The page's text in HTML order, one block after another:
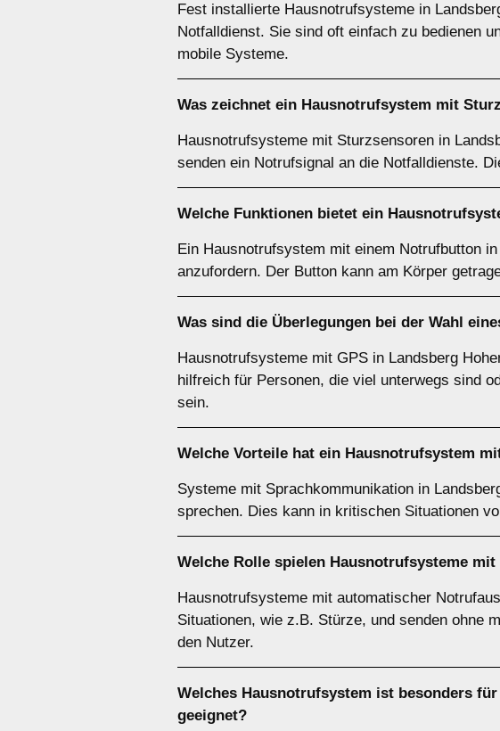
Fest installierte Hausnotrufsysteme in
Notfalldienst. Sie sind oft einfach zu bedienen
mobile Systeme.
Was zeichnet ein Hausnotrufsystem mit
Hausnotrufsysteme mit Sturzsensoren in
senden ein Notrufsignal an die Notfalldienste.
Welche Funktionen bietet ein
Ein Hausnotrufsystem mit einem Notrufbutton
anzufordern. Der Button kann am Körper
Was sind die Überlegungen bei der Wahl
Hausnotrufsysteme mit GPS in Landsberg
hilfreich für Personen, die viel unterwegs sind
sein.
Welche Vorteile hat ein Hausnotrufsystem
Systeme mit Sprachkommunikation in
sprechen. Dies kann in kritischen Situationen
Welche Rolle spielen Hausnotrufsysteme
Hausnotrufsysteme mit automatischer
Situationen, wie z.B. Stürze, und senden ohne
den Nutzer.
Welches Hausnotrufsystem ist besonders
geeignet?